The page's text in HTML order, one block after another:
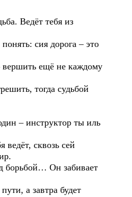
Ведёт тебя из
сия дорога – это
ещё не каждому
тогда судьбой
– инструктор ты иль
сквозь сей
борьбой… Он забивает
а завтра будет